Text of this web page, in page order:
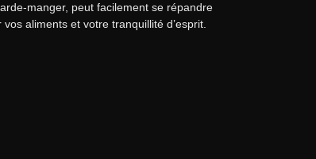
manger, peut facilement se répandre
aliments et votre tranquillité d’esprit.